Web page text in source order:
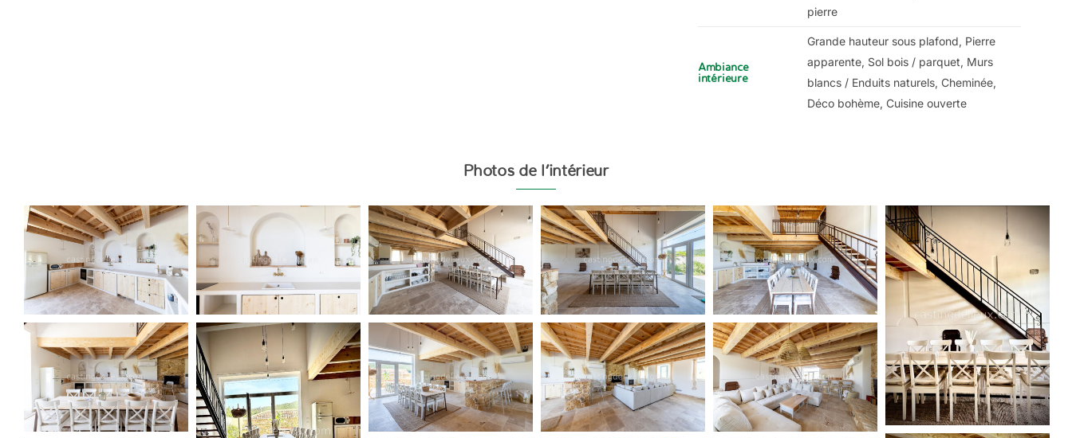
pierre
Ambiance
intérieure
Grande hauteur sous plafond, Pierre
apparente, Sol bois / parquet, Murs
blancs / Enduits naturels, Cheminée,
Déco bohème, Cuisine ouverte
Photos de l’intérieur